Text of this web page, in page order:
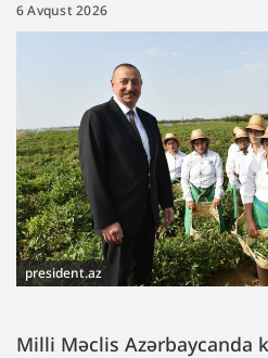
6 Avqust 2026
president.az
Milli Məclis Azərbaycanda